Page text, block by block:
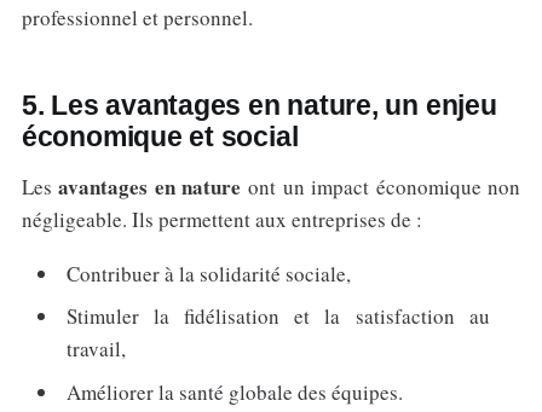
professionnel et personnel.
5. Les avantages en nature, un enjeu
économique et social
Lesavantages en nature ont un impact économique non
négligeable. Ils permettent aux entreprises de :
Contribuer à la solidarité sociale,
Stimuler la fidélisation et la satisfaction au
travail,
Améliorer la santé globale des équipes.